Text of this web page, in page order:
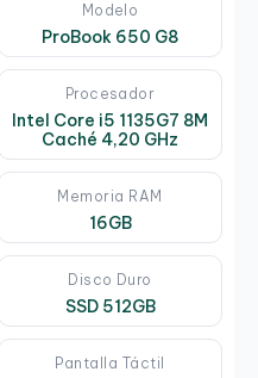
Modelo
ProBook 650 G8
Procesador
Intel Core i5 1135G7 8M
Caché 4,20 GHz
Memoria RAM
16GB
Disco Duro
SSD 512GB
Pantalla Táctil